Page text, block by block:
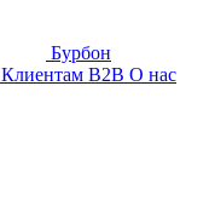
Бурбон
Клиентам B2B О нас